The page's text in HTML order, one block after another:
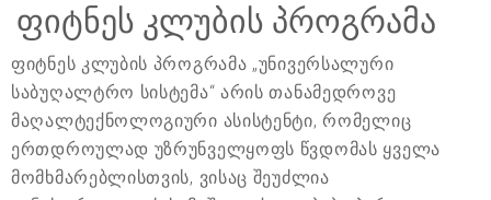
ფიტნეს კლუბის პროგრამა
ფიტნეს კლუბის პროგრამა „უნივერსალური
საბუღალტრო სისტემა“ არის თანამედროვე
მაღალტექნოლოგიური ასისტენტი, რომელიც
ერთდროულად უზრუნველყოფს წვდომას ყველა
მომხმარებლისთვის, ვისაც შეუძლია